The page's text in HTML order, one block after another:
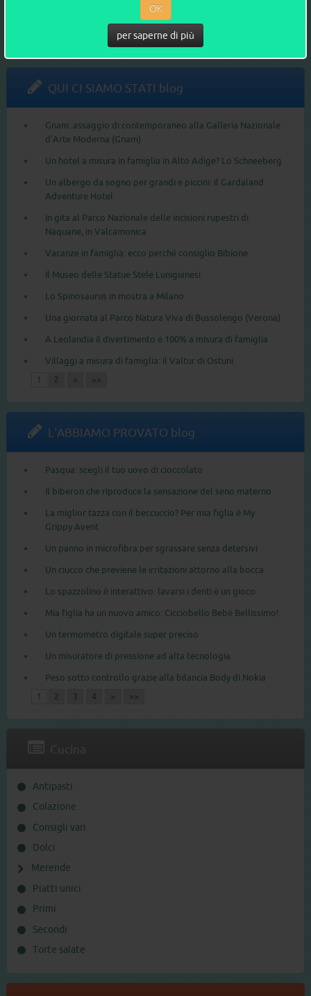
OK
per saperne di più
QUI CI SIAMO STATI blog
Gnam: assaggio di contemporaneo alla Galleria Nazionale
d’Arte Moderna (Gnam)
Un hotel a misura in famiglia in Alto Adige? Lo Schneeberg
Un albergo da sogno per grandi e piccini: il Gardaland
Adventure Hotel
In gita al Parco Nazionale delle incisioni rupestri di
Naquane, in Valcamonica
Vacanze in famiglia: ecco perché consiglio Bibione
Il Museo delle Statue Stele Lunigianesi
Lo Spinosaurus in mostra a Milano
Una giornata al Parco Natura Viva di Bussolengo (Verona)
A Leolandia il divertimento è 100% a misura di famiglia
Villaggi a misura di famiglia: il Valtur di Ostuni
1 2 > >>
L'ABBIAMO PROVATO blog
Pasqua: scegli il tuo uovo di cioccolato
Il biberon che riproduce la sensazione del seno materno
La miglior tazza con il beccuccio? Per mia figlia è My
Grippy Avent
Un panno in microfibra per sgrassare senza detersivi
Un ciucco che previene le irritazioni attorno alla bocca
Lo spazzolino è interattivo: lavarsi i denti è un gioco
Mia figlia ha un nuovo amico: Cicciobello Bebè Bellissimo!
Un termometro digitale super preciso
Un misuratore di pressione ad alta tecnologia
Peso sotto controllo grazie alla bilancia Body di Nokia
1 2 3 4 > >>
Cucina
Antipasti
Colazione
Consigli vari
Dolci
Merende
Piatti unici
Primi
Secondi
Torte salate